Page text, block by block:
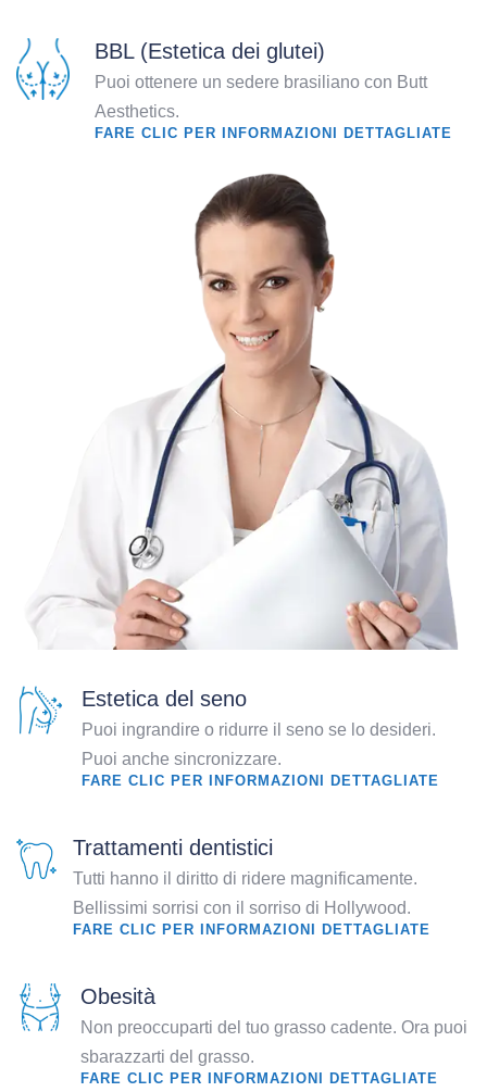
BBL (Estetica dei glutei)
Puoi ottenere un sedere brasiliano con Butt
Aesthetics.
FARE CLIC PER INFORMAZIONI DETTAGLIATE
Estetica del seno
Puoi ingrandire o ridurre il seno se lo desideri.
Puoi anche sincronizzare.
FARE CLIC PER INFORMAZIONI DETTAGLIATE
Trattamenti dentistici
Tutti hanno il diritto di ridere magnificamente.
Bellissimi sorrisi con il sorriso di Hollywood.
FARE CLIC PER INFORMAZIONI DETTAGLIATE
Obesità
Non preoccuparti del tuo grasso cadente. Ora puoi
sbarazzarti del grasso.
FARE CLIC PER INFORMAZIONI DETTAGLIATE